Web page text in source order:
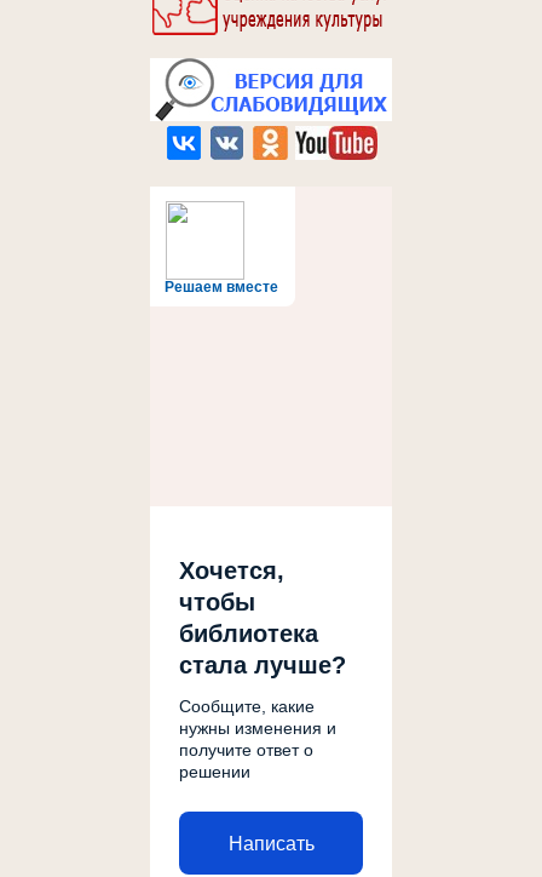
Решаем вместе
Хочется,
чтобы
библиотека
стала лучше?
Сообщите, какие
нужны изменения и
получите ответ о
решении
Написать